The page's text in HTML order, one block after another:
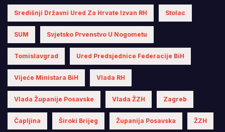
Središnji Državni Ured Za Hrvate Izvan RH Stolac
SUM Svjetsko Prvenstvo U Nogometu
Tomislavgrad Ured Predsjednice Federacije BiH
Vijeće Ministara BiH Vlada RH
Vlada Županije Posavske Vlada ŽZH Zagreb
Čapljina Široki Brijeg Županija Posavska ŽZH